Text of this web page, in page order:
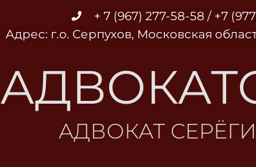
+ 7 (967) 277-58-58 / +7
Адрес: г.о. Серпухов, Московская
АДВОКАТ